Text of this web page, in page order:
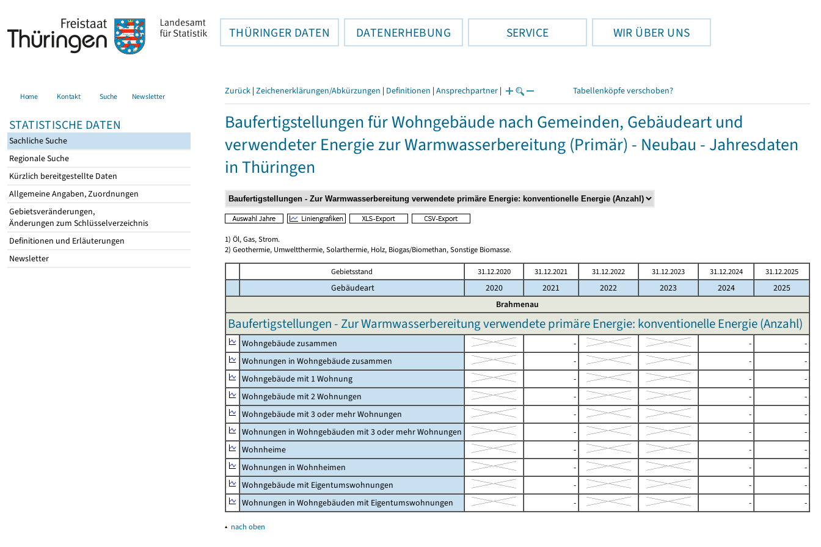
THÜRINGER DATEN DATENERHEBUNG SERVICE WIR ÜBER UNS
Home Kontakt Suche Newsletter
STATISTISCHE DATEN
Sachliche Suche
Regionale Suche
Kürzlich bereitgestellte Daten
Allgemeine Angaben, Zuordnungen
Gebietsveränderungen,
Änderungen zum Schlüsselverzeichnis
Definitionen und Erläuterungen
Newsletter
Zurück | Zeichenerklärungen/Abkürzungen | Definitionen | Ansprechpartner | Tabellenköpfe verschoben?
Baufertigstellungen für Wohngebäude nach Gemeinden, Gebäudeart und
verwendeter Energie zur Warmwasserbereitung (Primär) - Neubau - Jahresdaten
in Thüringen
1) Öl, Gas, Strom.
2) Geothermie, Umweltthermie, Solarthermie, Holz, Biogas/Biomethan, Sonstige Biomasse.
Gebietsstand 31.12.2020 31.12.2021 31.12.2022 31.12.2023 31.12.2024 31.12.2025
Gebäudeart 2020 2021 2022 2023 2024
2025
Brahmenau
Baufertigstellungen - Zur Warmwasserbereitung verwendete primäre Energie: konventionelle Energie (Anzahl)
Wohngebäude zusammen - -
-
Wohnungen in Wohngebäude zusammen
- -
-
Wohngebäude mit 1 Wohnung
- -
-
Wohngebäude mit 2 Wohnungen
- -
-
Wohngebäude mit 3 oder mehr Wohnungen
- -
-
Wohnungen in Wohngebäuden mit 3 oder mehr Wohnungen
- -
-
Wohnheime
- -
-
Wohnungen in Wohnheimen
- -
-
Wohngebäude mit Eigentumswohnungen
- -
-
Wohnungen in Wohngebäuden mit Eigentumswohnungen
- - -
▴ nach oben